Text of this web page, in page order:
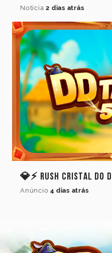
Notícia 2 dias atrás
💎⚡ Rush Cristal do
Anúncio 4 dias atrás